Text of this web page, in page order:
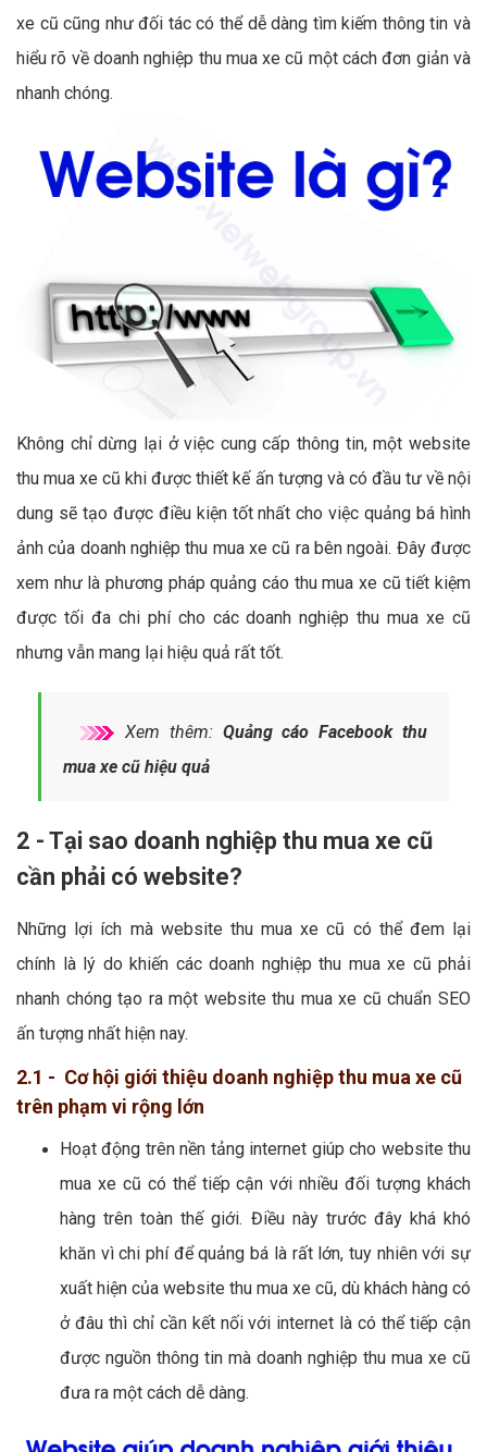
xe cũ cũng như đối tác có thể dễ dàng tìm kiếm thông tin và
hiểu rõ về doanh nghiệp thu mua xe cũ một cách đơn giản và
nhanh chóng.
Không chỉ dừng lại ở việc cung cấp thông tin, một website
thu mua xe cũ khi được thiết kế ấn tượng và có đầu tư về nội
dung sẽ tạo được điều kiện tốt nhất cho việc quảng bá hình
ảnh của doanh nghiệp thu mua xe cũ ra bên ngoài. Đây được
xem như là phương pháp quảng cáo thu mua xe cũ tiết kiệm
được tối đa chi phí cho các doanh nghiệp thu mua xe cũ
nhưng vẫn mang lại hiệu quả rất tốt.
Xem thêm: Quảng cáo Facebook thu
mua xe cũ hiệu quả
2 - Tại sao doanh nghiệp thu mua xe cũ
cần phải có website?
Những lợi ích mà website thu mua xe cũ có thể đem lại
chính là lý do khiến các doanh nghiệp thu mua xe cũ phải
nhanh chóng tạo ra một website thu mua xe cũ chuẩn SEO
ấn tượng nhất hiện nay.
2.1 - Cơ hội giới thiệu doanh nghiệp thu mua xe cũ
trên phạm vi rộng lớn
Hoạt động trên nền tảng internet giúp cho website thu
mua xe cũ có thể tiếp cận với nhiều đối tượng khách
hàng trên toàn thế giới. Điều này trước đây khá khó
khăn vì chi phí để quảng bá là rất lớn, tuy nhiên với sự
xuất hiện của website thu mua xe cũ, dù khách hàng có
ở đâu thì chỉ cần kết nối với internet là có thể tiếp cận
được nguồn thông tin mà doanh nghiệp thu mua xe cũ
đưa ra một cách dễ dàng.